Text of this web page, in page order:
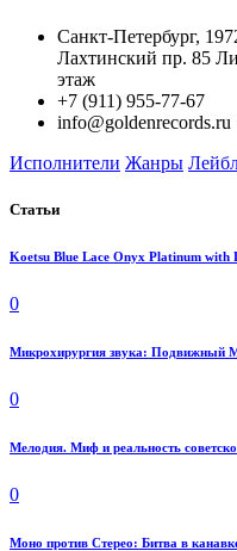
Санкт-Петербург,
Лахтинский пр. 85
этаж
+7 (911) 955-77-67
info@goldenrecords.ru
Исполнители Жанры
Статьи
Koetsu Blue Lace Onyx Platinum with
0
Микрохирургия звука: Подвижный
0
Мелодия. Миф и реальность
0
Моно против Стерео: Битва в